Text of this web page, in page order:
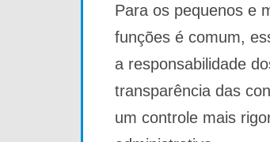
Para os pequenos e
funções é comum,
a responsabilidade
transparência das
um controle mais